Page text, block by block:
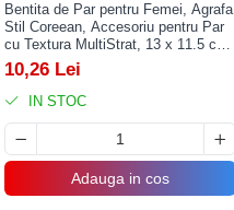
Bentita de Par pentru Femei, Agrafa
Stil Coreean, Accesoriu pentru Par
cu Textura MultiStrat, 13 x 11.5 cm,
Rosu
10,26 Lei
IN STOC
Adauga in cos